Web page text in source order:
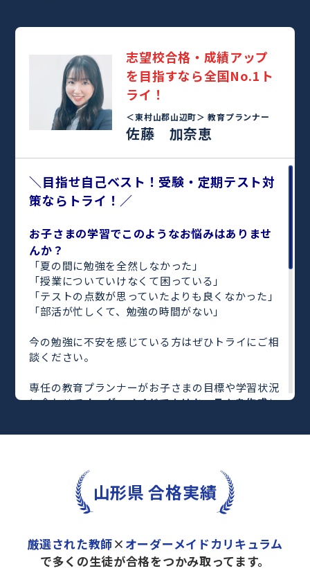
志望校合格・成績アップ
を目指すなら全国No.1ト
ライ！
＜東村山郡山辺町＞教育プランナー
佐藤 加奈恵
＼目指せ自己ベスト！受験・定期テスト対
策ならトライ！／
お子さまの学習でこのようなお悩みはありませ
んか？
「夏の間に勉強を全然しなかった」
「授業についていけなくて困っている」
「テストの点数が思っていたよりも良くなかった」
「部活が忙しくて、勉強の時間がない」
今の勉強に不安を感じている方はぜひトライにご相
談ください。
専任の教育プランナーがお子さまの目標や学習状況
に合わせてオーダーメイドでカリキュラムを作成し
完全マンツーマンで自分に合った教師がわかるまで
さらに、単元別の学習の理解度がわかる「AI学習診
や授業内容や授業以外の勉強をナビゲートする
「DAILY TRY」
など、豊富な学習コンテンツが
トライで一緒に“自己最高得点”を目指しません
か？
山形県 合格実績
厳選された教師× オーダーメイドカリキュラム
で多くの生徒が合格をつかみ取ってます。